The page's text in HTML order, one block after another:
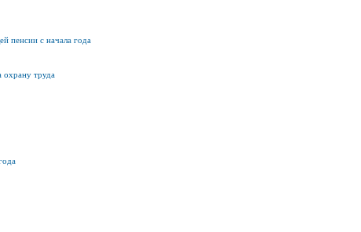
пенсии с начала года
охрану труда